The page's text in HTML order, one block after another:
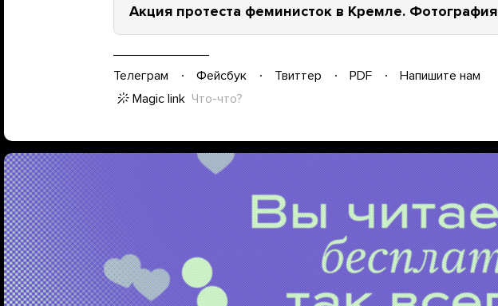
Акция протеста феминисток в Кремле. Фотография
Телеграм Фейсбук Твиттер PDF
Напишите нам
Magic link Что-что?